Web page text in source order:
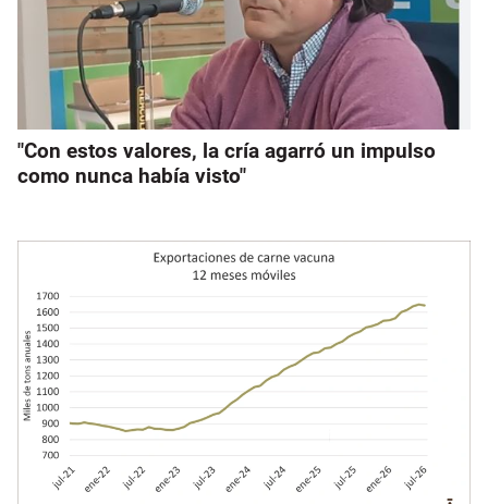
"Con estos valores, la cría agarró un impulso
como nunca había visto"